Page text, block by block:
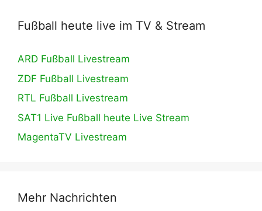
Fußball heute live im TV & Stream
ARD Fußball Livestream
ZDF Fußball Livestream
RTL Fußball Livestream
SAT1 Live Fußball heute Live Stream
MagentaTV Livestream
Mehr Nachrichten